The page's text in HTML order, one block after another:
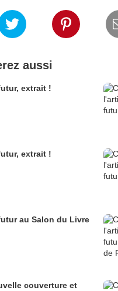
aussi
extrait !
extrait !
au Salon du Livre
couverture et